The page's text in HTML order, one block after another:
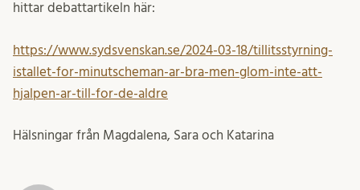
hittar debattartikeln här:
https://www.sydsvenskan.se/2024-03-18/tillitsstyrning-
istallet-for-minutscheman-ar-bra-men-glom-inte-att-
hjalpen-ar-till-for-de-aldre
Hälsningar från Magdalena, Sara och Katarina